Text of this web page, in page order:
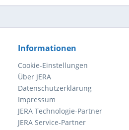
Informationen
Cookie-Einstellungen
Über JERA
Datenschutzerklärung
Impressum
JERA Technologie-Partner
JERA Service-Partner